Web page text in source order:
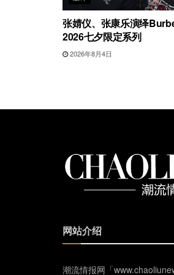
张婧仪、张康乐演绎
2026七夕限定系列
2026年8月4日
网站介绍
潮流情报网「